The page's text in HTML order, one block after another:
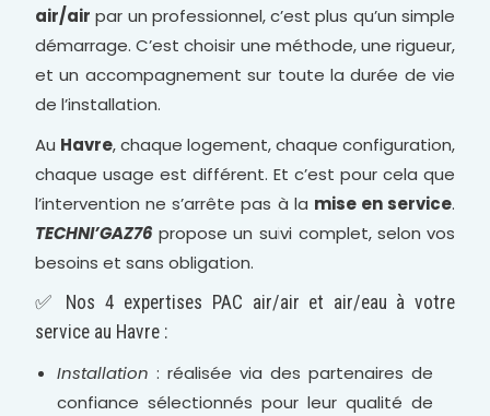
air/air par un professionnel, c’est plus qu’un simple
démarrage. C’est choisir une méthode, une rigueur,
et un accompagnement sur toute la durée de vie
de l’installation.
Au Havre, chaque logement, chaque configuration,
chaque usage est différent. Et c’est pour cela que
l’intervention ne s’arrête pas à la mise en service.
TECHNI’GAZ76 propose un suivi complet, selon vos
besoins et sans obligation.
✅ Nos 4 expertises PAC air/air et air/eau à votre
service au Havre :
Installation : réalisée via des partenaires de
confiance sélectionnés pour leur qualité de